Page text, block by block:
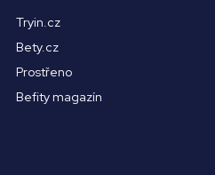
Tryin.cz
Bety.cz
Prostřeno
Befity magazín